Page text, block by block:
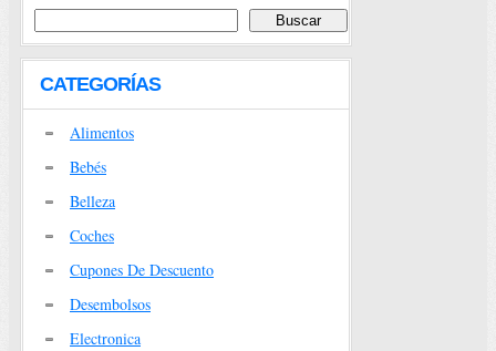
CATEGORÍAS
Alimentos
Bebés
Belleza
Coches
Cupones De Descuento
Desembolsos
Electronica